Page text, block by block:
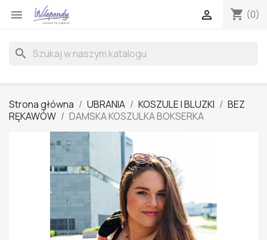
 shopping_cart (0)

search
Strona główna UBRANIA KOSZULE I BLUZKI
BEZ
RĘKAWÓW
DAMSKA KOSZULKA BOKSERKA